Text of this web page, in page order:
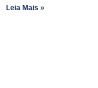
Leia Mais »